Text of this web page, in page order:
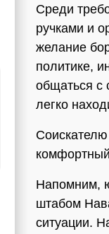
Среди
ручками и
желание
политике,
общаться с
легко
Напомним,
штабом
ситуации.